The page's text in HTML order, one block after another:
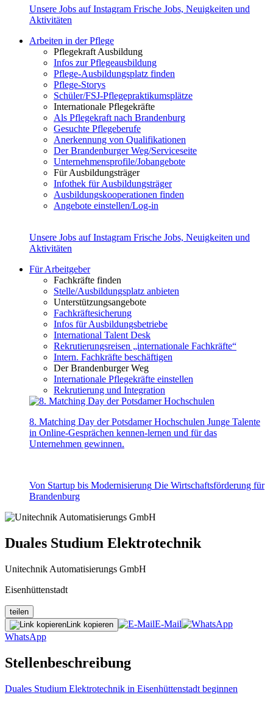
Unsere Jobs auf Instagram Frische Jobs, Neuigkeiten und
Aktivitäten
Arbeiten in der Pflege
Pflegekraft Ausbildung
Infos zur Pflegeausbildung
Pflege-Ausbildungsplatz finden
Pflege-Storys
Schüler/FSJ-Pflegepraktikumsplätze
Internationale Pflegekräfte
Als Pflegekraft nach Brandenburg
Gesuchte Pflegeberufe
Anerkennung von Qualifikationen
Der Brandenburger Weg/Serviceseite
Unternehmensprofile/Jobangebote
Für Ausbildungsträger
Infothek für Ausbildungsträger
Ausbildungskooperationen finden
Angebote einstellen/Log-in
Unsere Jobs auf Instagram Frische Jobs, Neuigkeiten und
Aktivitäten
Für Arbeitgeber
Fachkräfte finden
Stelle/Ausbildungsplatz anbieten
Unterstützungsangebote
Fachkräftesicherung
Infos für Ausbildungsbetriebe
International Talent Desk
Rekrutierungsreisen „internationale Fachkräfte“
Intern. Fachkräfte beschäftigen
Der Brandenburger Weg
Internationale Pflegekräfte einstellen
Rekrutierung und Integration
8. Matching Day der Potsdamer Hochschulen Junge Talente
in Online-Gesprächen kennen-lernen und für das
Unternehmen gewinnen.
Von Startup bis Modernisierung Die Wirtschaftsförderung für
Brandenburg
Duales Studium Elektrotechnik
Unitechnik Automatisierungs GmbH
Eisenhüttenstadt
teilen
Link kopieren
E-Mail
WhatsApp
Stellenbeschreibung
Duales Studium Elektrotechnik in Eisenhüttenstadt beginnen